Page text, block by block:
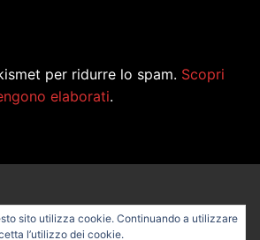
per ridurre lo spam. Scopri
elaborati.
sito utilizza cookie. Continuando a utilizzare
l’utilizzo dei cookie.